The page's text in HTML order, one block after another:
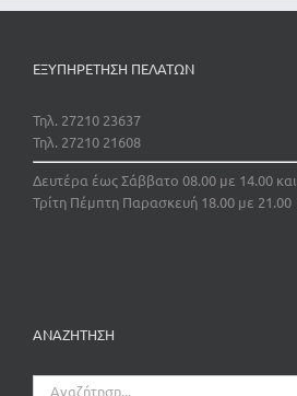
ΕΞΥΠΗΡΕΤΗΣΗ ΠΕΛΑΤΩΝ
Τηλ. 27210 23637
Τηλ. 27210 21608
Δευτέρα έως Σάββατο 08.00 με 14.00 και
Τρίτη Πέμπτη Παρασκευή 18.00 με 21.00
ΑΝΑΖΗΤΗΣΗ
Αναζήτηση